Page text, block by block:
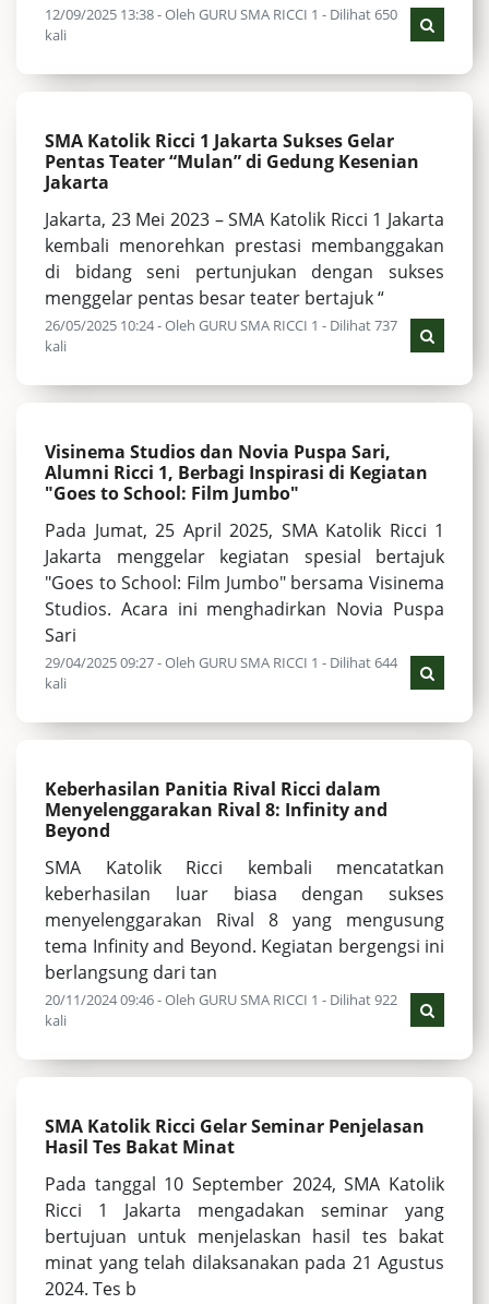
12/09/2025 13:38 - Oleh GURU SMA RICCI 1 - Dilihat 650
kali
SMA Katolik Ricci 1 Jakarta Sukses Gelar
Pentas Teater “Mulan” di Gedung Kesenian
Jakarta
Jakarta, 23 Mei 2023 – SMA Katolik Ricci 1 Jakarta
kembali menorehkan prestasi membanggakan
di bidang seni pertunjukan dengan sukses
menggelar pentas besar teater bertajuk “
26/05/2025 10:24 - Oleh GURU SMA RICCI 1 - Dilihat 737
kali
Visinema Studios dan Novia Puspa Sari,
Alumni Ricci 1, Berbagi Inspirasi di Kegiatan
"Goes to School: Film Jumbo"
Pada Jumat, 25 April 2025, SMA Katolik Ricci 1
Jakarta menggelar kegiatan spesial bertajuk
"Goes to School: Film Jumbo" bersama Visinema
Studios. Acara ini menghadirkan Novia Puspa
Sari
29/04/2025 09:27 - Oleh GURU SMA RICCI 1 - Dilihat 644
kali
Keberhasilan Panitia Rival Ricci dalam
Menyelenggarakan Rival 8: Infinity and
Beyond
SMA Katolik Ricci kembali mencatatkan
keberhasilan luar biasa dengan sukses
menyelenggarakan Rival 8 yang mengusung
tema Infinity and Beyond. Kegiatan bergengsi ini
berlangsung dari tan
20/11/2024 09:46 - Oleh GURU SMA RICCI 1 - Dilihat 922
kali
SMA Katolik Ricci Gelar Seminar Penjelasan
Hasil Tes Bakat Minat
Pada tanggal 10 September 2024, SMA Katolik
Ricci 1 Jakarta mengadakan seminar yang
bertujuan untuk menjelaskan hasil tes bakat
minat yang telah dilaksanakan pada 21 Agustus
2024. Tes b